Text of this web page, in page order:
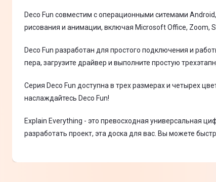
Deco Fun совместим с операционными ситемами
рисования и анимации, включая Microsoft Office, Zoom,
Deco Fun разработан для простого подключения и
пера, загрузите драйвер и выполните простую
Серия Deco Fun доступна в трех размерах и четырех
наслаждайтесь Deco Fun!
Explain Everything - это превосходная универсальная
разработать проект, эта доска для вас. Вы можете